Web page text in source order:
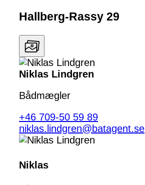
Hallberg-Rassy 29
Niklas Lindgren
Bådmægler
+46 709-50 59 89
niklas.lindgren@batagent.se
Niklas